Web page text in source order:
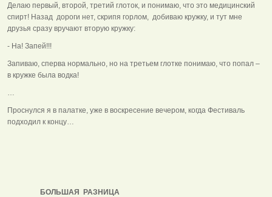
Делаю первый, второй, третий глоток, и понимаю, что это медицинский
спирт! Назад дороги нет, скрипя горлом, добиваю кружку, и тут мне
друзья сразу вручают вторую кружку:
- На! Запей!!!
Запиваю, сперва нормально, но на третьем глотке понимаю, что попал –
в кружке была водка!
…
Проснулся я в палатке, уже в воскресение вечером, когда Фестиваль
подходил к концу…
БОЛЬШАЯ РАЗНИЦА